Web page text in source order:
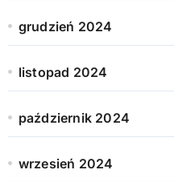
grudzień 2024
listopad 2024
październik 2024
wrzesień 2024